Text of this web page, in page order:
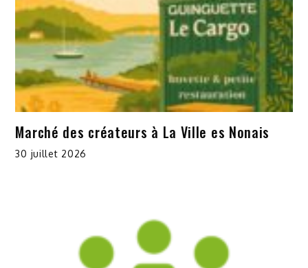
Marché des créateurs à La Ville es Nonais
30 juillet 2026